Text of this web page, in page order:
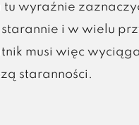
wyraźnie
i w wielu
musi więc
staranności.